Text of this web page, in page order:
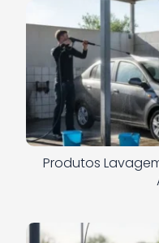
Produtos